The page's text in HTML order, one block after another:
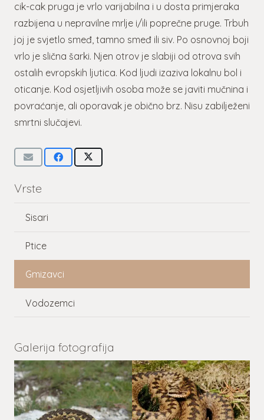
cik-cak pruga je vrlo varijabilna i u dosta primjeraka
razbijena u nepravilne mrlje i/ili poprečne pruge. Trbuh
joj je svjetlo smeđ, tamno smeđ ili siv. Po osnovnoj boji
vrlo je slična šarki. Njen otrov je slabiji od otrova svih
ostalih evropskih ljutica. Kod ljudi izaziva lokalnu bol i
oticanje. Kod osjetljivih osoba može se javiti mučnina i
povraćanje, ali oporavak je obično brz. Nisu zabilježeni
smrtni slučajevi.
Vrste
Sisari
Ptice
Gmizavci
Vodozemci
Galerija fotografija